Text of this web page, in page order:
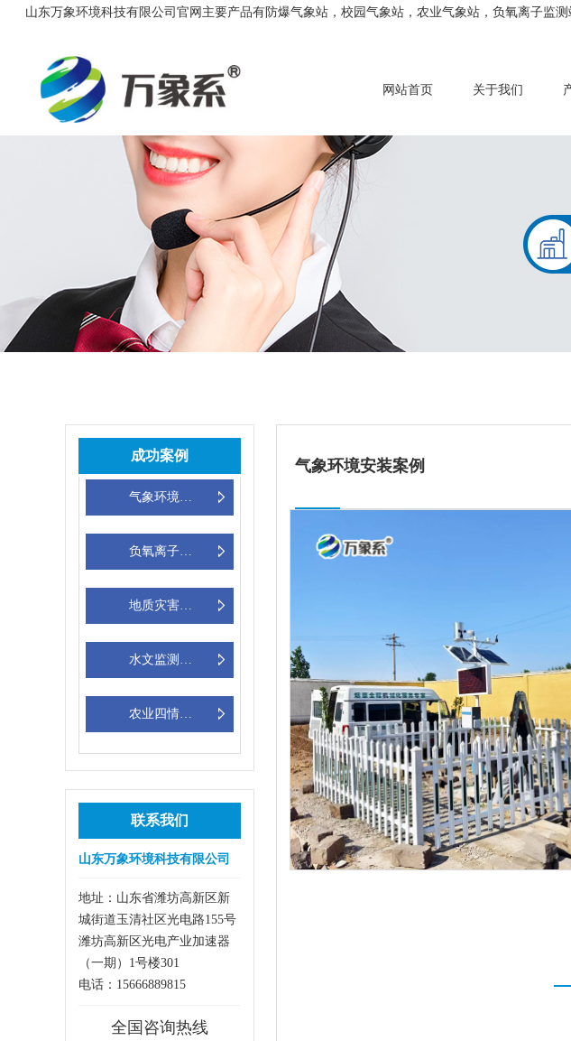
山东万象环境科技有限公司官网主要产品有防爆气象站，校园气象站，农业气象站，负氧离子监测
网站首页 关于我们
成功案例
气象环境安装案例
负氧离子监测站安装案例
地质灾害监测设备安装案例
水文监测站安装案例
农业四情设备安装案例
联系我们
山东万象环境科技有限公司
地址：山东省潍坊高新区新
城街道玉清社区光电路155号
潍坊高新区光电产业加速器
（一期）1号楼301
电话：15666889815
全国咨询热线
气象环境安装案例